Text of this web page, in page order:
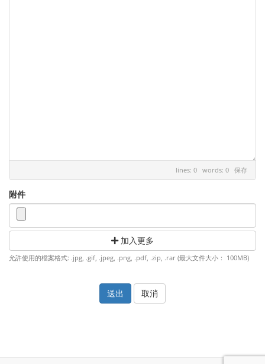
lines: 0 words: 0 保存
附件
加入更多
允許使用的檔案格式: .jpg, .gif, .jpeg, .png, .pdf, .zip, .rar (最大文件大小： 100MB)
取消